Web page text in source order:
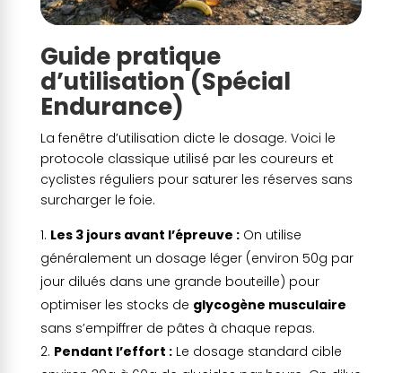
Guide pratique
d’utilisation (Spécial
Endurance)
La fenêtre d’utilisation dicte le dosage. Voici le
protocole classique utilisé par les coureurs et
cyclistes réguliers pour saturer les réserves sans
surcharger le foie.
Les 3 jours avant l’épreuve :On utilise
généralement un dosage léger (environ 50g par
jour dilués dans une grande bouteille) pour
optimiser les stocks de glycogène musculaire
sans s’empiffrer de pâtes à chaque repas.
Pendant l’effort :Le dosage standard cible